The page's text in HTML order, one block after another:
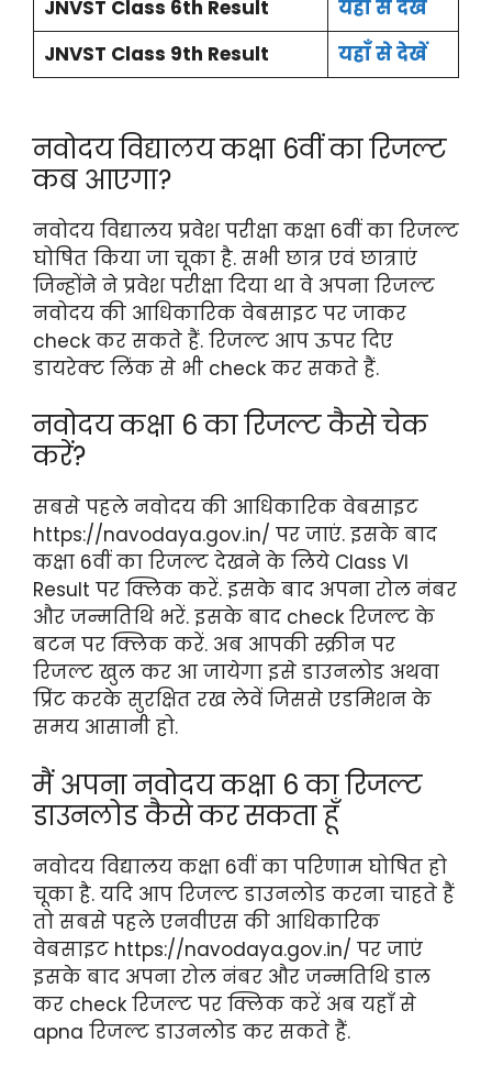
JNVST Class 6th Result
यहाँ से देखें
JNVST Class 9th Result
यहाँ से देखें
नवोदय विद्यालय कक्षा 6वीं का रिजल्ट
कब आएगा?
नवोदय विद्यालय प्रवेश परीक्षा कक्षा 6वीं का रिजल्ट
घोषित किया जा चूका है. सभी छात्र एवं छात्राएं
जिन्होंने ने प्रवेश परीक्षा दिया था वे अपना रिजल्ट
नवोदय की आधिकारिक वेबसाइट पर जाकर
check कर सकते हैं. रिजल्ट आप ऊपर दिए
डायरेक्ट लिंक से भी check कर सकते हैं.
नवोदय कक्षा 6 का रिजल्ट कैसे चेक
करें?
सबसे पहले नवोदय की आधिकारिक वेबसाइट
https://navodaya.gov.in/ पर जाएं. इसके बाद
कक्षा 6वीं का रिजल्ट देखने के लिये Class VI
Result पर क्लिक करें. इसके बाद अपना रोल नंबर
और जन्मतिथि भरें. इसके बाद check रिजल्ट के
बटन पर क्लिक करें. अब आपकी स्क्रीन पर
रिजल्ट खुल कर आ जायेगा इसे डाउनलोड अथवा
प्रिंट करके सुरक्षित रख लेवें जिससे एडमिशन के
समय आसानी हो.
मैं अपना नवोदय कक्षा 6 का रिजल्ट
डाउनलोड कैसे कर सकता हूँ
नवोदय विद्यालय कक्षा 6वीं का परिणाम घोषित हो
चूका है. यदि आप रिजल्ट डाउनलोड करना चाहते हैं
तो सबसे पहले एनवीएस की आधिकारिक
वेबसाइट https://navodaya.gov.in/ पर जाएं
इसके बाद अपना रोल नंबर और जन्मतिथि डाल
कर check रिजल्ट पर क्लिक करें अब यहाँ से
apna रिजल्ट डाउनलोड कर सकते हैं.